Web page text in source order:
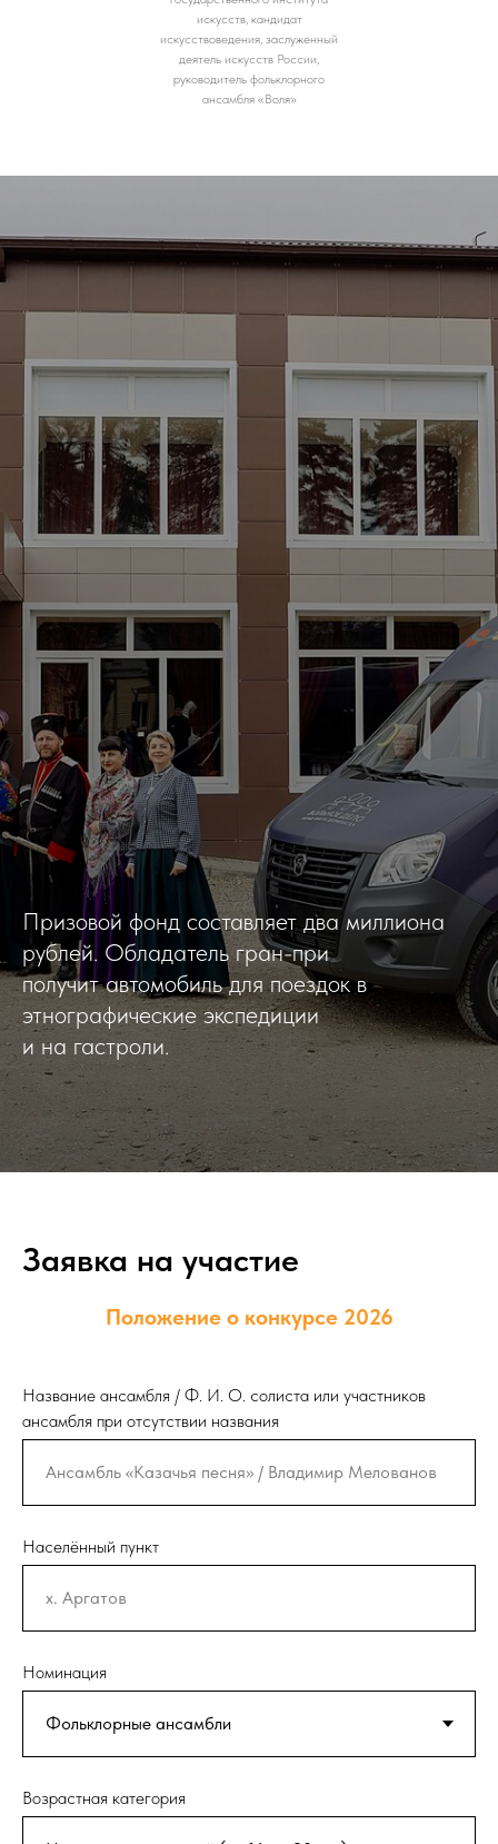
искусств, кандидат
искусствоведения, заслуженный
деятель искусств России,
руководитель фольклорного
ансамбля «Воля»
Призовой фонд составляет два миллиона
рублей. Обладатель гран-при
получит автомобиль для поездок в
этнографические экспедиции
и на гастроли.
Заявка на участие
Положение о конкурсе 2026
Название ансамбля / Ф. И. О. солиста или участников
ансамбля при отсутствии названия
Населённый пункт
Номинация
Возрастная категория